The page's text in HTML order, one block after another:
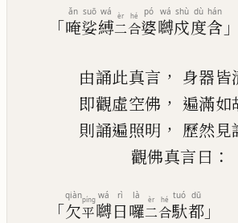
「唵
ǎn
娑
suō
縛
wá
二
èr
合
hé
婆
pó
嚩
wá
戍
shù
度
dù
含
hán
」
由誦此真言 ， 身器皆
即觀虛空佛 ， 遍滿如
則誦遍照明 ， 歷然見
觀佛真言曰 ：
「欠
qiàn
平
píng
嚩
wá
日
rì
囉
là
二
èr
合
hé
馱
tuó
都
dū
」